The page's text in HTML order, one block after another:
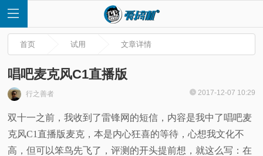
页
首页 试用 文章详情
唱吧麦克风C1直播版
行之善者 2017-12-07 10:29
双十一之前，我收到了雷锋网的短信，内容是我中了唱吧麦
克风C1直播版麦克，本是内心狂喜的等待，心想我文化不
高，但可以笨鸟先飞了，评测的开头提前想，就这么写：在